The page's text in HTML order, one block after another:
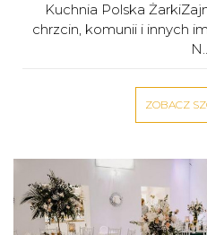
Kuchnia Polska
chrzcin, komunii i innych
ZOBACZ